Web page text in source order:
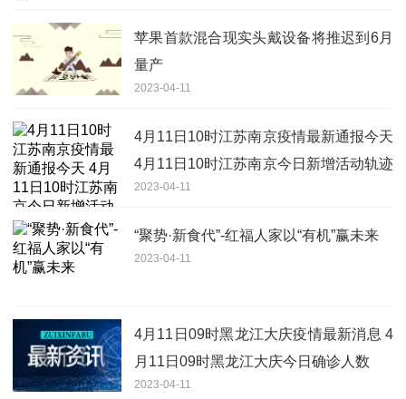
苹果首款混合现实头戴设备将推迟到6月
量产
2023-04-11
4月11日10时江苏南京疫情最新通报今天
4月11日10时江苏南京今日新增活动轨迹
有吗|全球独家
2023-04-11
“聚势·新食代”-红福人家以“有机”赢未来
2023-04-11
4月11日09时黑龙江大庆疫情最新消息 4
月11日09时黑龙江大庆今日确诊人数
2023-04-11